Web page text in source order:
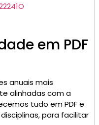
as disciplinas do 3º
o 4º ano, tudo